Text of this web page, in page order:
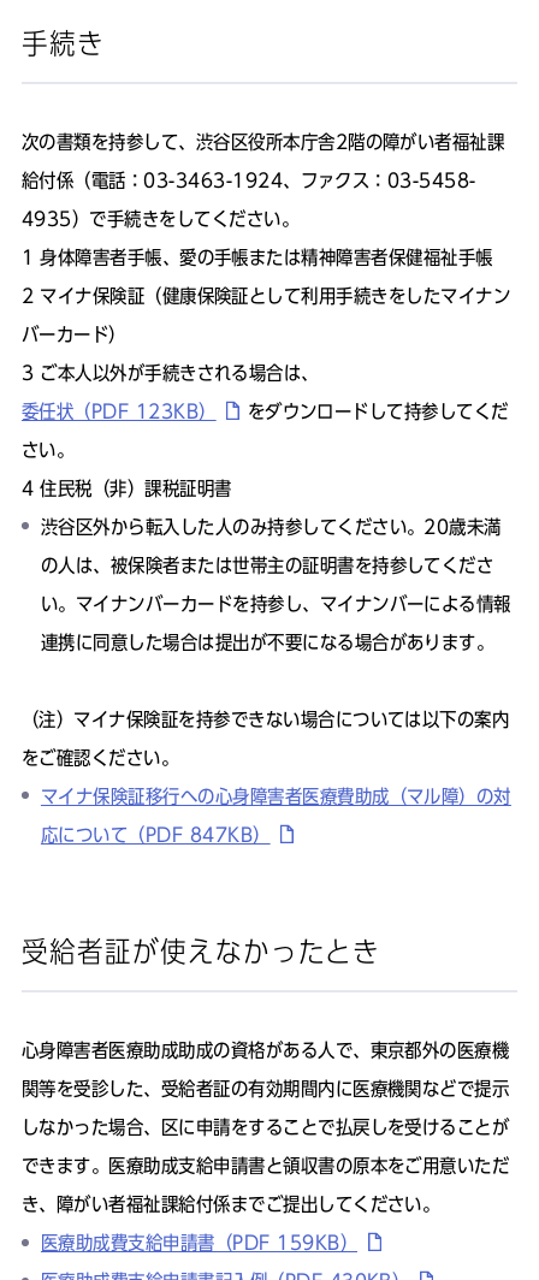
手続き
次の書類を持参して、渋谷区役所本庁舎2階の障がい者福祉課
給付係（電話：03-3463-1924、ファクス：03-5458-
4935）で手続きをしてください。
身体障害者手帳、愛の手帳または精神障害者保健福祉手帳
マイナ保険証（健康保険証として利用手続きをしたマイナン
バーカード）
ご本人以外が手続きされる場合は、
委任状（PDF 123KB）
をダウンロードして持参してくだ
さい。
住民税（非）課税証明書
渋谷区外から転入した人のみ持参してください。20歳未満
の人は、被保険者または世帯主の証明書を持参してくださ
い。マイナンバーカードを持参し、マイナンバーによる情報
連携に同意した場合は提出が不要になる場合があります。
（注）マイナ保険証を持参できない場合については以下の案内
をご確認ください。
マイナ保険証移行への心身障害者医療費助成（マル障）の対
応について（PDF 847KB）
受給者証が使えなかったとき
心身障害者医療助成助成の資格がある人で、東京都外の医療機
関等を受診した、受給者証の有効期間内に医療機関などで提示
しなかった場合、区に申請をすることで払戻しを受けることが
できます。医療助成支給申請書と領収書の原本をご用意いただ
き、障がい者福祉課給付係までご提出してください。
医療助成費支給申請書（PDF 159KB）